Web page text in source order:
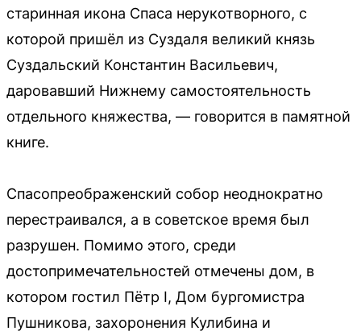
старинная икона Спаса нерукотворного, с
которой пришёл из Суздаля великий князь
Суздальский Константин Васильевич,
даровавший Нижнему самостоятельность
отдельного княжества, — говорится в памятной
книге.
Спасопреображенский собор неоднократно
перестраивался, а в советское время был
разрушен. Помимо этого, среди
достопримечательностей отмечены дом, в
котором гостил Пётр I, Дом бургомистра
Пушникова, захоронения Кулибина и